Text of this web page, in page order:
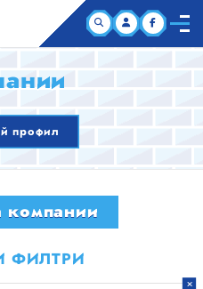
профил
компании
ФИЛТРИ